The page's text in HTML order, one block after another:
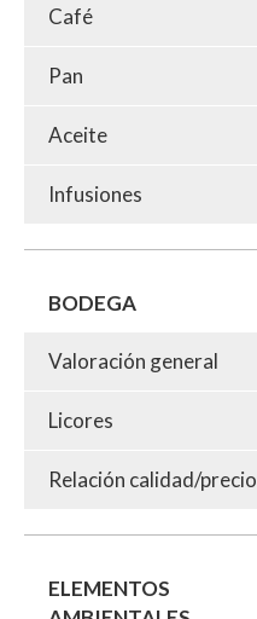
Café
Pan
Aceite
Infusiones
BODEGA
Valoración general
Licores
Relación calidad/precio
ELEMENTOS